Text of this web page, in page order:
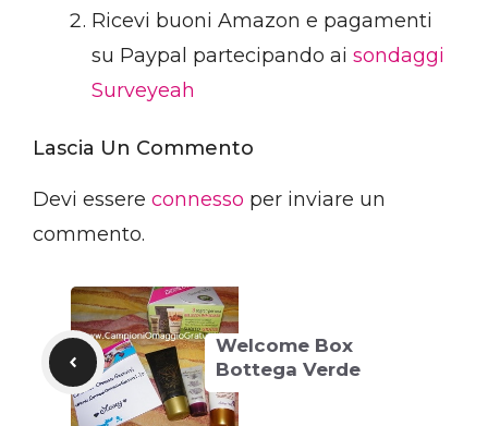
Ricevi buoni Amazon e pagamenti
su Paypal partecipando ai sondaggi
Surveyeah
Lascia Un Commento
Devi essere connesso per inviare un
commento.
Welcome Box
Bottega Verde